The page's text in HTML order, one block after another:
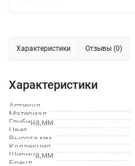
Характеристики Отзывы (0)
Характеристики
Артикул
Материал
Глубина,мм
Цвет
Высота,мм
Коллекция
Ширина,мм
Бренд